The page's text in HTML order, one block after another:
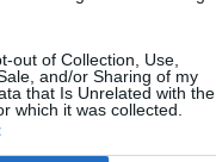
out of Collection, Use,
and/or Sharing of my
that Is Unrelated with the
which it was collected.